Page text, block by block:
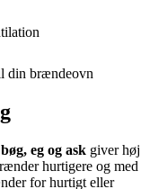
din brændeovn
bøg, eg og ask giver høj
hurtigere og med
for hurtigt eller